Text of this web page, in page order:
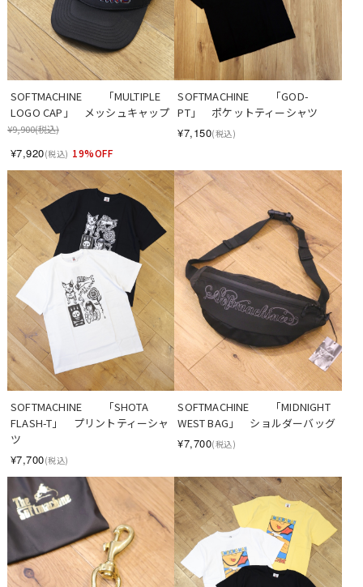
SOFTMACHINE　　「MULTIPLE
LOGO CAP」　メッシュキャップ
¥9,900(税込)
¥7,920(税込) 19%OFF
SOFTMACHINE　　「GOD-
PT」　ポケットティーシャツ
¥7,150(税込)
SOFTMACHINE　　「SHOTA
FLASH-T」　プリントティーシャ
ツ
¥7,700(税込)
SOFTMACHINE　　「MIDNIGHT
WEST BAG」　ショルダーバッグ
¥7,700(税込)